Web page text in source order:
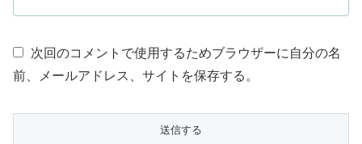
次回のコメントで使用するためブラウザーに自分の名
前、メールアドレス、サイトを保存する。